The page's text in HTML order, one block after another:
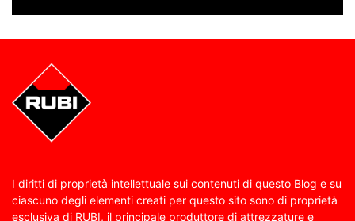
I diritti di proprietà intellettuale sui contenuti di questo Blog e su
ciascuno degli elementi creati per questo sito sono di proprietà
esclusiva di RUBI, il principale produttore di attrezzature e